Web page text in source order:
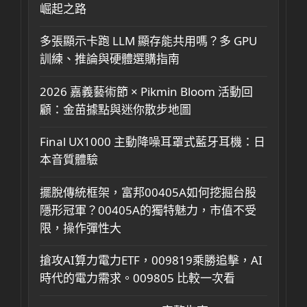
崛起之路
多張顯示卡跑 LLM 顯存能共用嗎？多 GPU
訓練、推論與硬體選購指南
2026 嘉義藝術節 × Pikmin Bloom 活動回
顧：金苗據點與迷你散步地圖
Final UX1000 主動降噪耳罩式藍牙耳機：日
本音質體驗
擺脫傳統框架，富邦00405A如何挖掘台股
隱形冠軍？00405A的獨特魅力，市值不受
限，操作彈性大
搶攻AI算力電力ETF，009819乘勝追擊，AI
時代的電力需求。009805 比較一次看